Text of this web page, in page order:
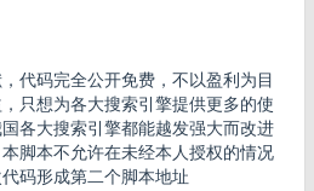
代码完全公开免费，不以盈利为目
只想为各大搜索引擎提供更多的使
各大搜索引擎都能越发强大而改进
脚本不允许在未经本人授权的情况
码形成第二个脚本地址